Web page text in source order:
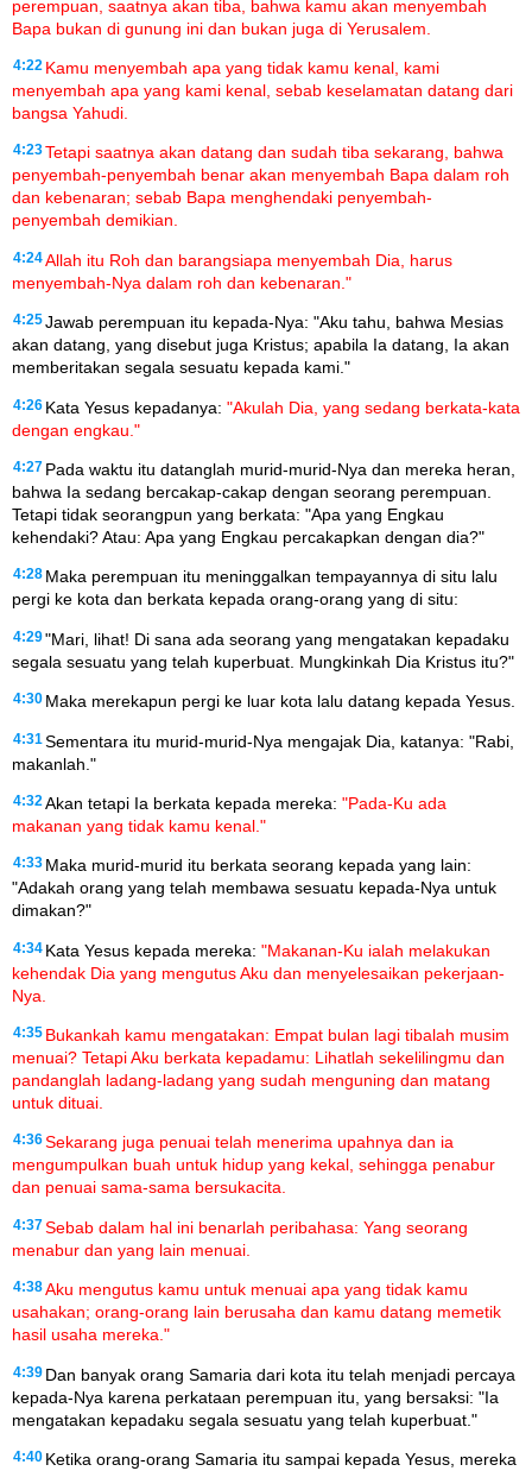
perempuan, saatnya akan tiba, bahwa kamu akan menyembah
Bapa bukan di gunung ini dan bukan juga di Yerusalem.
4:22 Kamu menyembah apa yang tidak kamu kenal, kami
menyembah apa yang kami kenal, sebab keselamatan datang dari
bangsa Yahudi.
4:23Tetapi saatnya akan datang dan sudah tiba sekarang, bahwa
penyembah-penyembah benar akan menyembah Bapa dalam roh
dan kebenaran; sebab Bapa menghendaki penyembah-
penyembah demikian.
4:24Allah itu Roh dan barangsiapa menyembah Dia, harus
menyembah-Nya dalam roh dan kebenaran."
4:25Jawab perempuan itu kepada-Nya: "Aku tahu, bahwa Mesias
akan datang, yang disebut juga Kristus; apabila Ia datang, Ia akan
memberitakan segala sesuatu kepada kami."
4:26 Kata Yesus kepadanya: "Akulah Dia, yang sedang berkata-kata
dengan engkau."
4:27 Pada waktu itu datanglah murid-murid-Nya dan mereka heran,
bahwa Ia sedang bercakap-cakap dengan seorang perempuan.
Tetapi tidak seorangpun yang berkata: "Apa yang Engkau
kehendaki? Atau: Apa yang Engkau percakapkan dengan dia?"
4:28 Maka perempuan itu meninggalkan tempayannya di situ lalu
pergi ke kota dan berkata kepada orang-orang yang di situ:
4:29"Mari, lihat! Di sana ada seorang yang mengatakan kepadaku
segala sesuatu yang telah kuperbuat. Mungkinkah Dia Kristus itu?"
4:30 Maka merekapun pergi ke luar kota lalu datang kepada Yesus.
4:31 Sementara itu murid-murid-Nya mengajak Dia, katanya: "Rabi,
makanlah."
4:32 Akan tetapi Ia berkata kepada mereka: "Pada-Ku ada
makanan yang tidak kamu kenal."
4:33 Maka murid-murid itu berkata seorang kepada yang lain:
"Adakah orang yang telah membawa sesuatu kepada-Nya untuk
dimakan?"
4:34 Kata Yesus kepada mereka: "Makanan-Ku ialah melakukan
kehendak Dia yang mengutus Aku dan menyelesaikan pekerjaan-
Nya.
4:35 Bukankah kamu mengatakan: Empat bulan lagi tibalah musim
menuai? Tetapi Aku berkata kepadamu: Lihatlah sekelilingmu dan
pandanglah ladang-ladang yang sudah menguning dan matang
untuk dituai.
4:36Sekarang juga penuai telah menerima upahnya dan ia
mengumpulkan buah untuk hidup yang kekal, sehingga penabur
dan penuai sama-sama bersukacita.
4:37Sebab dalam hal ini benarlah peribahasa: Yang seorang
menabur dan yang lain menuai.
4:38Aku mengutus kamu untuk menuai apa yang tidak kamu
usahakan; orang-orang lain berusaha dan kamu datang memetik
hasil usaha mereka."
4:39 Dan banyak orang Samaria dari kota itu telah menjadi percaya
kepada-Nya karena perkataan perempuan itu, yang bersaksi: "Ia
mengatakan kepadaku segala sesuatu yang telah kuperbuat."
4:40 Ketika orang-orang Samaria itu sampai kepada Yesus, mereka